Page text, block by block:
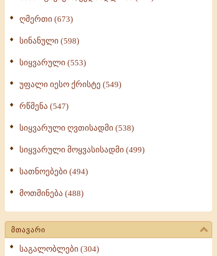
ღმერთი (673)
სინანული (598)
სიყვარული (553)
უფალი იესო ქრისტე (549)
რწმენა (547)
სიყვარული ღვთისადმი (538)
სიყვარული მოყვასისადმი (499)
სათნოებები (494)
მოთმინება (488)
მთავარი
საგალობლები (304)